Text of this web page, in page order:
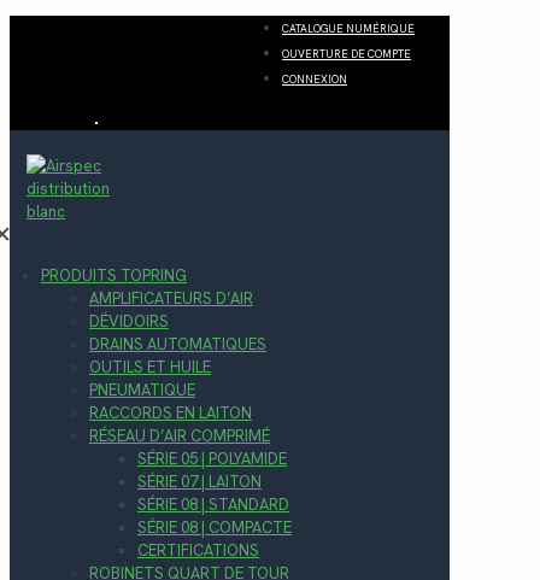
CATALOGUE NUMÉRIQUE
OUVERTURE DE COMPTE
CONNEXION
PRODUITS TOPRING
AMPLIFICATEURS D’AIR
DÉVIDOIRS
DRAINS AUTOMATIQUES
OUTILS ET HUILE
PNEUMATIQUE
RACCORDS EN LAITON
RÉSEAU D’AIR COMPRIMÉ
SÉRIE 05 | POLYAMIDE
SÉRIE 07 | LAITON
SÉRIE 08 | STANDARD
SÉRIE 08 | COMPACTE
CERTIFICATIONS
ROBINETS QUART DE TOUR